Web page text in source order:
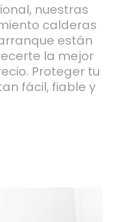
nuestras
calderas
están
la mejor
Proteger tu
fácil, fiable y